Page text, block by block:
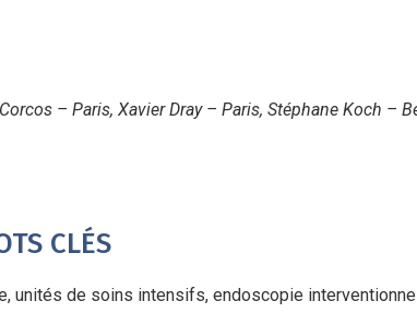
– Paris, Xavier Dray – Paris, Stéphane Koch –
CLÉS
unités de soins intensifs, endoscopie